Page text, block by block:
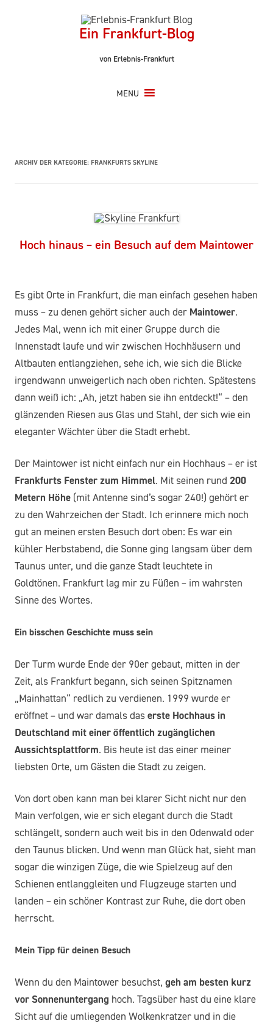
Ein Frankfurt-Blog
von Erlebnis-Frankfurt
MENU
ARCHIV DER KATEGORIE: FRANKFURTS SKYLINE
Hoch hinaus – ein Besuch auf dem Maintower
Es gibt Orte in Frankfurt, die man einfach gesehen haben
muss – zu denen gehört sicher auch der Maintower.
Jedes Mal, wenn ich mit einer Gruppe durch die
Innenstadt laufe und wir zwischen Hochhäusern und
Altbauten entlangziehen, sehe ich, wie sich die Blicke
irgendwann unweigerlich nach oben richten. Spätestens
dann weiß ich: „Ah, jetzt haben sie ihn entdeckt!“ – den
glänzenden Riesen aus Glas und Stahl, der sich wie ein
eleganter Wächter über die Stadt erhebt.
Der Maintower ist nicht einfach nur ein Hochhaus – er ist
Frankfurts Fenster zum Himmel. Mit seinen rund 200
Metern Höhe (mit Antenne sind’s sogar 240!) gehört er
zu den Wahrzeichen der Stadt. Ich erinnere mich noch
gut an meinen ersten Besuch dort oben: Es war ein
kühler Herbstabend, die Sonne ging langsam über dem
Taunus unter, und die ganze Stadt leuchtete in
Goldtönen. Frankfurt lag mir zu Füßen – im wahrsten
Sinne des Wortes.
Ein bisschen Geschichte muss sein
Der Turm wurde Ende der 90er gebaut, mitten in der
Zeit, als Frankfurt begann, sich seinen Spitznamen
„Mainhattan“ redlich zu verdienen. 1999 wurde er
eröffnet – und war damals das erste Hochhaus in
Deutschland mit einer öffentlich zugänglichen
Aussichtsplattform. Bis heute ist das einer meiner
liebsten Orte, um Gästen die Stadt zu zeigen.
Von dort oben kann man bei klarer Sicht nicht nur den
Main verfolgen, wie er sich elegant durch die Stadt
schlängelt, sondern auch weit bis in den Odenwald oder
den Taunus blicken. Und wenn man Glück hat, sieht man
sogar die winzigen Züge, die wie Spielzeug auf den
Schienen entlanggleiten und Flugzeuge starten und
landen – ein schöner Kontrast zur Ruhe, die dort oben
herrscht.
Mein Tipp für deinen Besuch
Wenn du den Maintower besuchst, geh am besten kurz
vor Sonnenuntergang hoch. Tagsüber hast du eine klare
Sicht auf die umliegenden Wolkenkratzer und in die